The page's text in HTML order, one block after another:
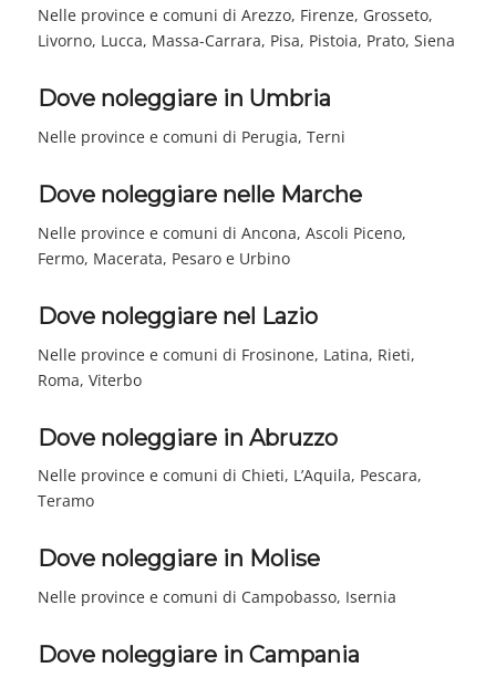
Nelle province e comuni di Arezzo, Firenze, Grosseto,
Livorno, Lucca, Massa-Carrara, Pisa, Pistoia, Prato, Siena
Dove noleggiare in Umbria
Nelle province e comuni di Perugia, Terni
Dove noleggiare nelle Marche
Nelle province e comuni di Ancona, Ascoli Piceno,
Fermo, Macerata, Pesaro e Urbino
Dove noleggiare nel Lazio
Nelle province e comuni di Frosinone, Latina, Rieti,
Roma, Viterbo
Dove noleggiare in Abruzzo
Nelle province e comuni di Chieti, L’Aquila, Pescara,
Teramo
Dove noleggiare in Molise
Nelle province e comuni di Campobasso, Isernia
Dove noleggiare in Campania